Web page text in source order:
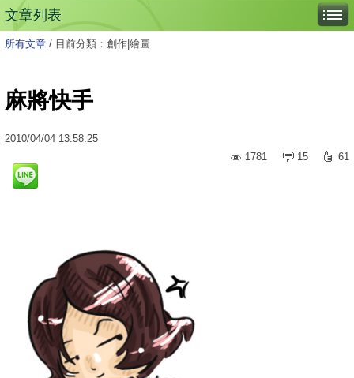
文章列表
所有文章 / 目前分類：創作|繪圖
麻將快手
2010/04/04 13:58:25
1781
15 61